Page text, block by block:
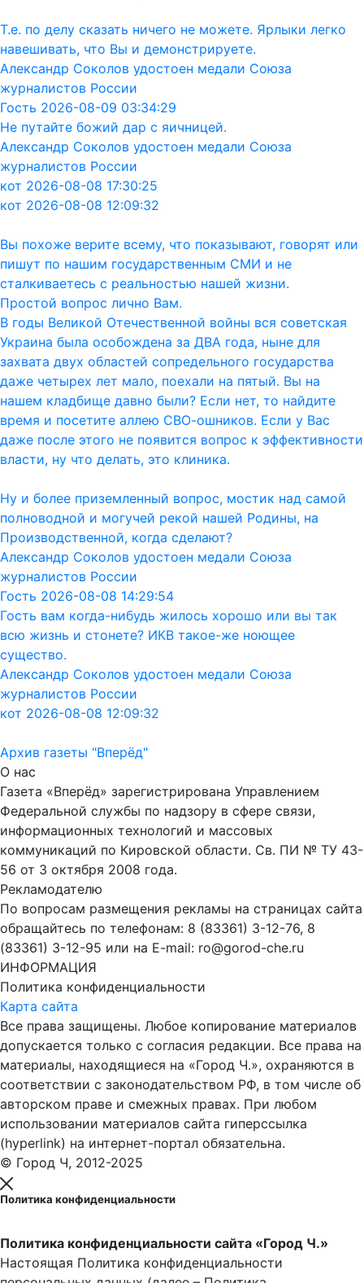
Т.е. по делу сказать ничего не можете. Ярлыки легко
навешивать, что Вы и демонстрируете.
Александр Соколов удостоен медали Союза
журналистов России
Гость 2026-08-09 03:34:29
Не путайте божий дар с яичницей.
Александр Соколов удостоен медали Союза
журналистов России
кот 2026-08-08 17:30:25
кот 2026-08-08 12:09:32
Вы похоже верите всему, что показывают, говорят или
пишут по нашим государственным СМИ и не
сталкиваетесь с реальностью нашей жизни.
Простой вопрос лично Вам.
В годы Великой Отечественной войны вся советская
Украина была особождена за ДВА года, ныне для
захвата двух областей сопредельного государства
даже четырех лет мало, поехали на пятый. Вы на
нашем кладбище давно были? Если нет, то найдите
время и посетите аллею СВО-ошников. Если у Вас
даже после этого не появится вопрос к эффективности
власти, ну что делать, это клиника.
Ну и более приземленный вопрос, мостик над самой
полноводной и могучей рекой нашей Родины, на
Производственной, когда сделают?
Александр Соколов удостоен медали Союза
журналистов России
Гость 2026-08-08 14:29:54
Гость вам когда-нибудь жилось хорошо или вы так
всю жизнь и стонете? ИКВ такое-же ноющее
существо.
Александр Соколов удостоен медали Союза
журналистов России
кот 2026-08-08 12:09:32
Архив газеты "Вперёд"
О нас
Газета «Вперёд» зарегистрирована Управлением
Федеральной службы по надзору в сфере связи,
информационных технологий и массовых
коммуникаций по Кировской области. Св. ПИ № ТУ 43-
56 от 3 октября 2008 года.
Рекламодателю
По вопросам размещения рекламы на страницах сайта
обращайтесь по телефонам: 8 (83361) 3-12-76, 8
(83361) 3-12-95 или на E-mail: ro@gorod-che.ru
ИНФОРМАЦИЯ
Политика конфиденциальности
Карта сайта
Все права защищены. Любое копирование материалов
допускается только с согласия редакции. Все права на
материалы, находящиеся на «Город Ч.», охраняются в
соответствии с законодательством РФ, в том числе об
авторском праве и смежных правах. При любом
использовании материалов сайта гиперссылка
(hyperlink) на интернет-портал обязательна.
© Город Ч, 2012-2025
Политика конфиденциальности
Политика конфиденциальности сайта «Город Ч.»
Настоящая Политика конфиденциальности